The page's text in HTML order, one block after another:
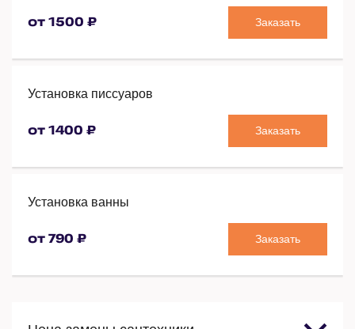
от 1500 ₽ Заказать
Установка писсуаров
от 1400 ₽ Заказать
Установка ванны
от 790 ₽ Заказать